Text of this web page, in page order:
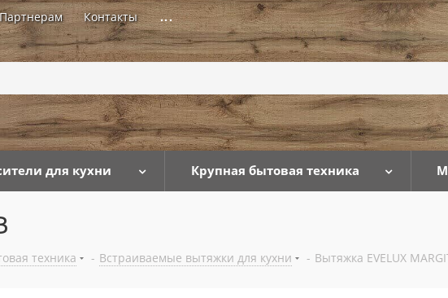
Партнерам Контакты ...
для кухни Крупная бытовая техника
техника - Встраиваемые вытяжки для кухни - Вытяжка EVELUX